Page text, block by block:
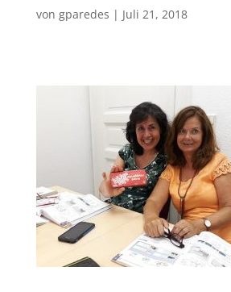
von gparedes | Juli 21, 2018